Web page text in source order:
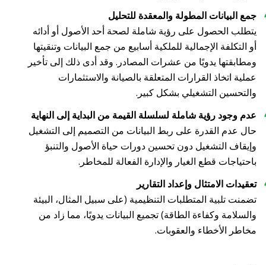
جمع البيانات المطولة والمعقدة للتحليل
يتطلب الحصول على رؤية شاملة لصحة أحد الأصول أو أدائه
أو التكلفة الإجمالية للملكية أسابيع من جمع البيانات وتنقيتها
ومطابقتها يدويًا من عشرات المصادر. وقد أدى ذلك إلى تأخير
عملية اتخاذ القرارات المتعلقة بالصيانة والاستثمارات
والتحسين التشغيلي بشكل كبير.
عدم وجود رؤية شاملة لسلسلة القيمة من البداية إلى النهاية
حال عدم القدرة على ربط البيانات من التصميم إلى التشغيل
وإيقاف التشغيل دون تحسين دورات حياة الأصول والتنبؤ
باحتياجات قطع الغيار والإدارة الفعالة للمخاطر.
تعقيدات الامتثال وإعداد التقارير
تضمنت تلبية المتطلبات التنظيمية (على سبيل المثال، البيئة
والسلامة وكفاءة الطاقة) تجميع البيانات يدويًا، مما زاد من
مخاطر الأخطاء والعقوبات.